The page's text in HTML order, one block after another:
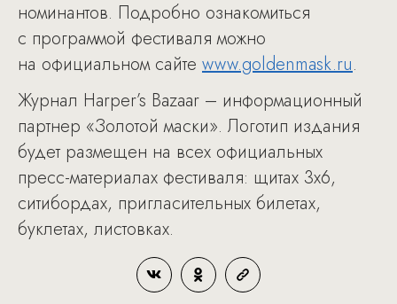
номинантов. Подробно ознакомиться
с программой фестиваля можно
на официальном сайте www.goldenmask.ru.
Журнал Harper’s Bazaar – информационный
партнер «Золотой маски». Логотип издания
будет размещен на всех официальных
пресс-материалах фестиваля: щитах 3х6,
ситибордах, пригласительных билетах,
буклетах, листовках.